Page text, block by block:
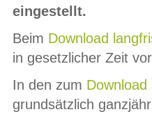
eingestellt.
Beim Download
in gesetzlicher Zeit
In den zum Download
grundsätzlich